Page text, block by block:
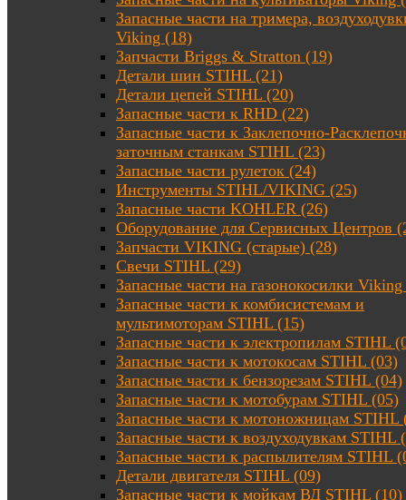
Запасные части на тримера,
Viking (18)
Запчасти Briggs & Stratton (19)
Детали шин STIHL (21)
Детали цепей STIHL (20)
Запасные части к RHD (22)
Запасные части к Заклепочно-
заточным станкам STIHL (23)
Запасные части рулеток (24)
Инструменты STIHL/VIKING (25)
Запасные части KOHLER (26)
Оборудование для Сервисных Центров
Запчасти VIKING (старые) (28)
Свечи STIHL (29)
Запасные части на газонокосилки
Запасные части к комбисистемам и
мультимоторам STIHL (15)
Запасные части к электропилам STIHL
Запасные части к мотокосам STIHL (03)
Запасные части к бензорезам STIHL (04)
Запасные части к мотобурам STIHL (05)
Запасные части к мотоножницам STIHL
Запасные части к воздуходувкам STIHL
Запасные части к распылителям STIHL
Детали двигателя STIHL (09)
Запасные части к мойкам ВД STIHL (10)